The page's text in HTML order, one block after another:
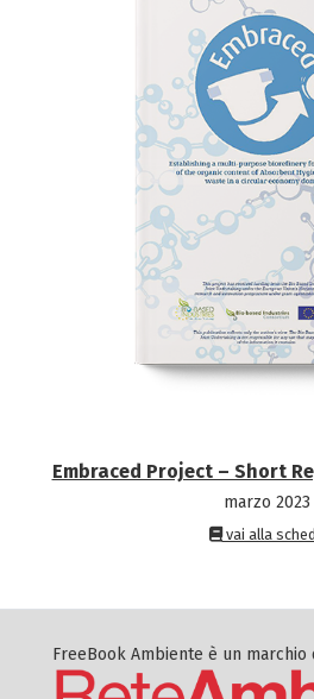
Embraced Project – Short
marzo 2023
vai alla
FreeBook Ambiente è un marchio